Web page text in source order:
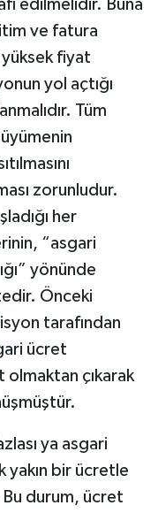
edilmelidir. Buna
ve fatura
fiyat
yol açtığı
Tüm
zorunludur.
her
“asgari
yönünde
Önceki
tarafından
ücret
çıkarak
ya asgari
yakın bir ücretle
Bu durum, ücret